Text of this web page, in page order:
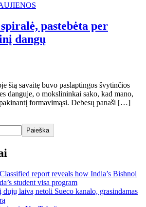
pastebėta per
dangų
šią savaitę buvo paslaptingos švytinčios
danguje, o mokslininkai sako, kad mano,
formavimąsi. Debesų panaši […]
Paieška
report reveals how India’s Bishnoi
student visa program
dujų laivą netoli Sueco kanalo, grasindamas